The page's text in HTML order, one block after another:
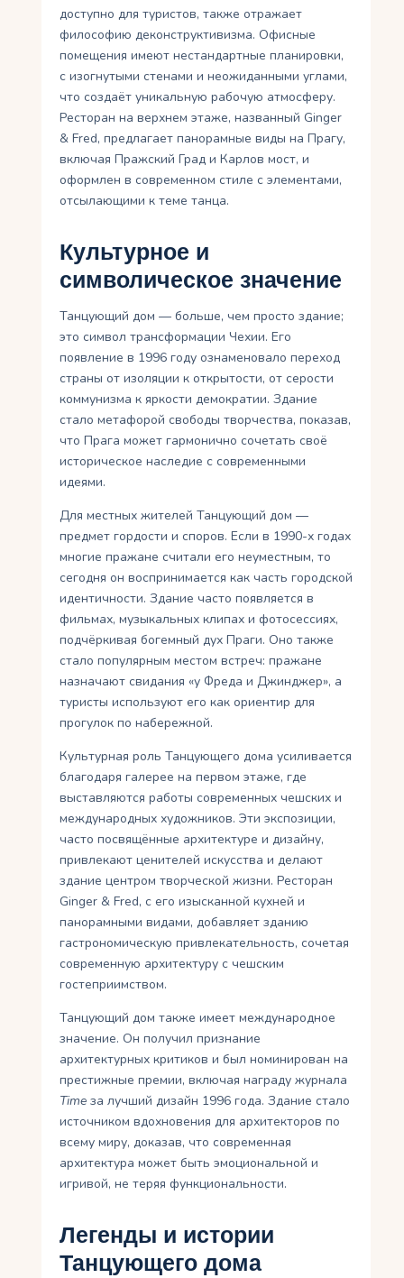
доступно для туристов, также отражает
философию деконструктивизма. Офисные
помещения имеют нестандартные планировки,
с изогнутыми стенами и неожиданными углами,
что создаёт уникальную рабочую атмосферу.
Ресторан на верхнем этаже, названный Ginger
& Fred, предлагает панорамные виды на Прагу,
включая Пражский Град и Карлов мост, и
оформлен в современном стиле с элементами,
отсылающими к теме танца.
Культурное и
символическое значение
Танцующий дом — больше, чем просто здание;
это символ трансформации Чехии. Его
появление в 1996 году ознаменовало переход
страны от изоляции к открытости, от серости
коммунизма к яркости демократии. Здание
стало метафорой свободы творчества, показав,
что Прага может гармонично сочетать своё
историческое наследие с современными
идеями.
Для местных жителей Танцующий дом —
предмет гордости и споров. Если в 1990-х годах
многие пражане считали его неуместным, то
сегодня он воспринимается как часть городской
идентичности. Здание часто появляется в
фильмах, музыкальных клипах и фотосессиях,
подчёркивая богемный дух Праги. Оно также
стало популярным местом встреч: пражане
назначают свидания «у Фреда и Джинджер», а
туристы используют его как ориентир для
прогулок по набережной.
Культурная роль Танцующего дома усиливается
благодаря галерее на первом этаже, где
выставляются работы современных чешских и
международных художников. Эти экспозиции,
часто посвящённые архитектуре и дизайну,
привлекают ценителей искусства и делают
здание центром творческой жизни. Ресторан
Ginger & Fred, с его изысканной кухней и
панорамными видами, добавляет зданию
гастрономическую привлекательность, сочетая
современную архитектуру с чешским
гостеприимством.
Танцующий дом также имеет международное
значение. Он получил признание
архитектурных критиков и был номинирован на
престижные премии, включая награду журнала
Time за лучший дизайн 1996 года. Здание стало
источником вдохновения для архитекторов по
всему миру, доказав, что современная
архитектура может быть эмоциональной и
игривой, не теряя функциональности.
Легенды и истории
Танцующего дома